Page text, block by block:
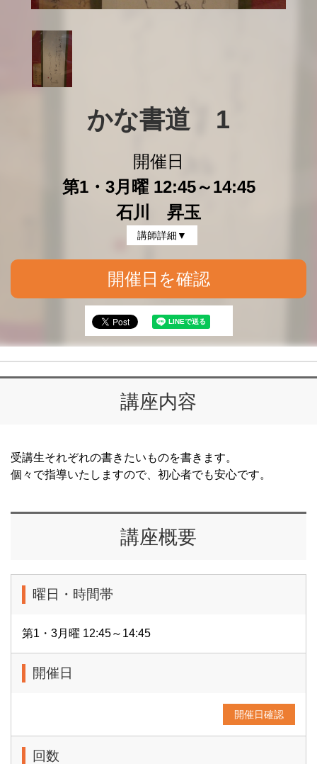
かな書道　1
開催日
第1・3月曜 12:45～14:45
石川 昇玉
講師詳細▼
開催日を確認
講座内容
受講生それぞれの書きたいものを書きます。
個々で指導いたしますので、初心者でも安心です。
講座概要
曜日・時間帯
第1・3月曜 12:45～14:45
開催日
開催日確認
回数